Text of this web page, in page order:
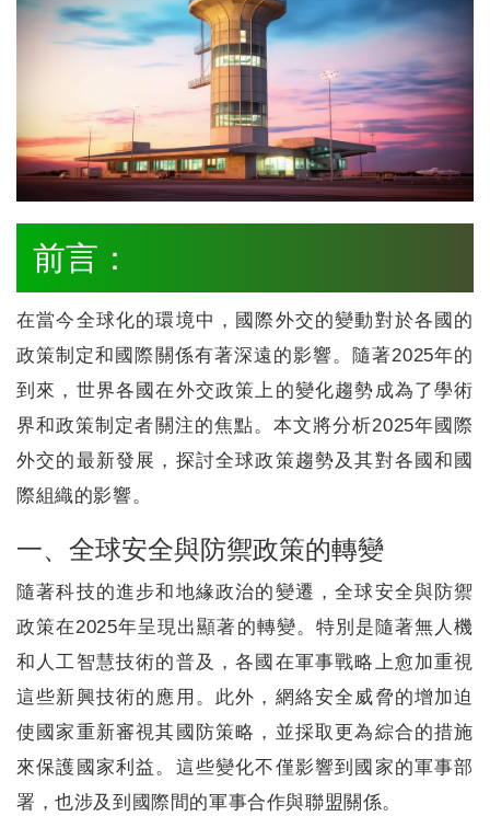
前言：
在當今全球化的環境中，國際外交的變動對於各國的
政策制定和國際關係有著深遠的影響。隨著2025年的
到來，世界各國在外交政策上的變化趨勢成為了學術
界和政策制定者關注的焦點。本文將分析2025年國際
外交的最新發展，探討全球政策趨勢及其對各國和國
際組織的影響。
一、全球安全與防禦政策的轉變
隨著科技的進步和地緣政治的變遷，全球安全與防禦
政策在2025年呈現出顯著的轉變。特別是隨著無人機
和人工智慧技術的普及，各國在軍事戰略上愈加重視
這些新興技術的應用。此外，網絡安全威脅的增加迫
使國家重新審視其國防策略，並採取更為綜合的措施
來保護國家利益。這些變化不僅影響到國家的軍事部
署，也涉及到國際間的軍事合作與聯盟關係。